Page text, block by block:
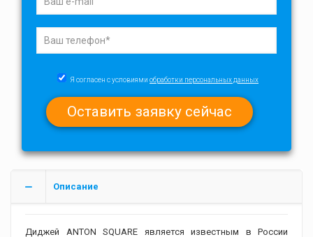
Я согласен с условиями обработки персональных данных
Описание
Диджей ANTON SQUARE является известным в России